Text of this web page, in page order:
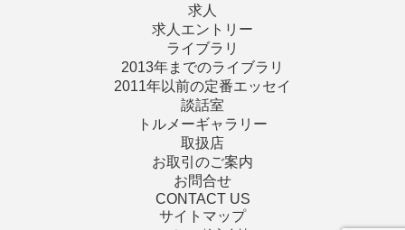
求人
求人エントリー
ライブラリ
2013年までのライブラリ
2011年以前の定番エッセイ
談話室
トルメーギャラリー
取扱店
お取引のご案内
お問合せ
CONTACT US
サイトマップ